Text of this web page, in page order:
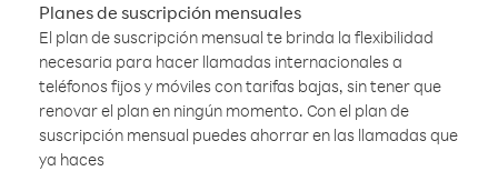
Planes de suscripción mensuales
El plan de suscripción mensual te brinda la flexibilidad
necesaria para hacer llamadas internacionales a
teléfonos fijos y móviles con tarifas bajas, sin tener que
renovar el plan en ningún momento. Con el plan de
suscripción mensual puedes ahorrar en las llamadas que
ya haces